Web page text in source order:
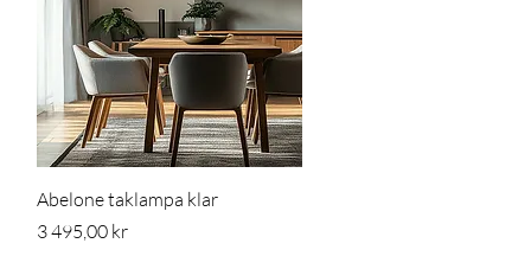
Snabbvisning
Abelone taklampa klar
Pris
3 495,00 kr